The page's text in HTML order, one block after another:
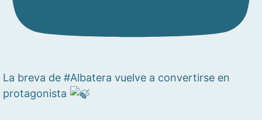
La breva de #Albatera vuelve a convertirse en
protagonista